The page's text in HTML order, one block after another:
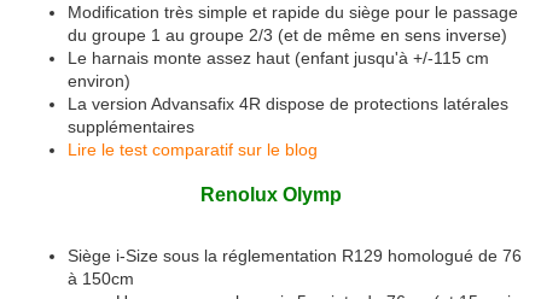
Modification très simple et rapide du siège pour le passage
du groupe 1 au groupe 2/3 (et de même en sens inverse)
Le harnais monte assez haut (enfant jusqu'à +/-115 cm
environ)
La version Advansafix 4R dispose de protections latérales
supplémentaires
Lire le test comparatif sur le blog
Renolux Olymp
Siège i-Size sous la réglementation R129 homologué de 76
à 150cm